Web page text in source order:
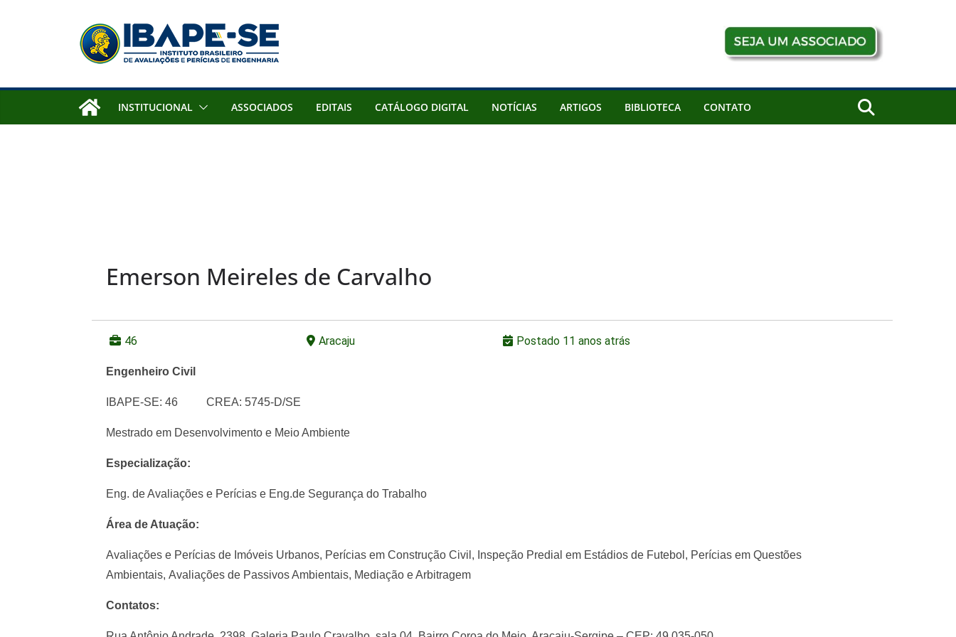
INSTITUCIONAL ASSOCIADOS EDITAIS CATÁLOGO DIGITAL NOTÍCIAS ARTIGOS BIBLIOTECA CONTATO
Emerson Meireles de Carvalho
46 Aracaju Postado 11 anos atrás
Engenheiro Civil
IBAPE-SE: 46 CREA: 5745-D/SE
Mestrado em Desenvolvimento e Meio Ambiente
Especialização:
Eng. de Avaliações e Perícias e Eng.de Segurança do Trabalho
Área de Atuação:
Avaliações e Perícias de Imóveis Urbanos, Perícias em Construção Civil, Inspeção Predial em Estádios de Futebol, Perícias em Questões
Ambientais, Avaliações de Passivos Ambientais, Mediação e Arbitragem
Contatos: